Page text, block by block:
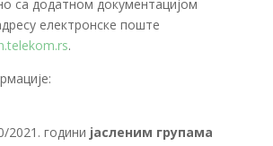
са додатном документацијом
електронске поште
.
2021. години јасленим групама